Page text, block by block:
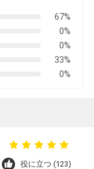
67%
0%
0%
33%
0%
役に立つ (123)